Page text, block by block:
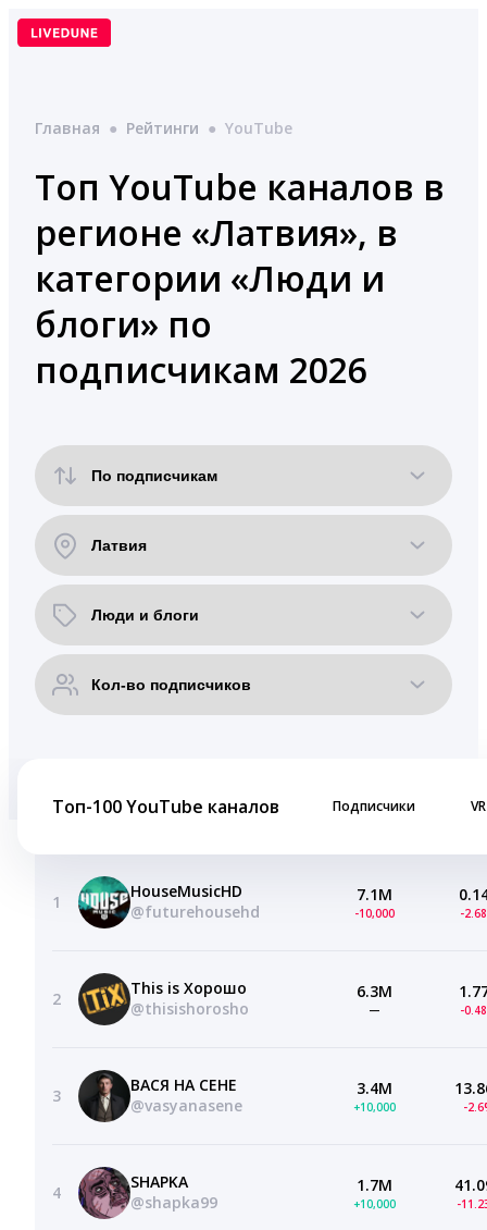
Перейти
Главная ● Рейтинги ● YouTube
Топ YouTube каналов в
регионе «Латвия», в
категории «Люди и
блоги» по
подписчикам 2026
Топ-100 YouTube каналов Подписчики VR
1
HouseMusicHD
@futurehousehd
7.1M
-10,000 -
2
This is Хорошо
@thisishorosho
6.3M
— -
3
ВАСЯ НА СЕНЕ
@vasyanasene
3.4M
+10,000 -
4
SHAPKA
@shapka99
1.7M
+10,000 -